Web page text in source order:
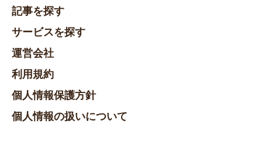
記事を探す
サービスを探す
運営会社
利用規約
個人情報保護方針
個人情報の扱いについて